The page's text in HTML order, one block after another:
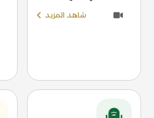
شاهد المزيد